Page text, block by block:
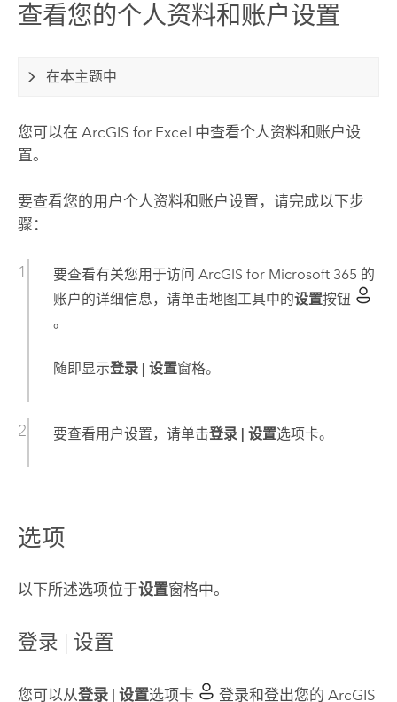
查看您的个人资料和账户设置
在本主题中
您可以在 ArcGIS for Excel 中查看个人资料和账户设
置。
要查看您的用户个人资料和账户设置，请完成以下步
骤：
要查看有关您用于访问 ArcGIS for Microsoft 365 的
账户的详细信息，请单击地图工具中的设置按钮
。
随即显示登录 | 设置窗格。
要查看用户设置，请单击登录 | 设置选项卡。
选项
以下所述选项位于设置窗格中。
登录 | 设置
您可以从登录 | 设置选项卡
登录和登出您的 ArcGIS